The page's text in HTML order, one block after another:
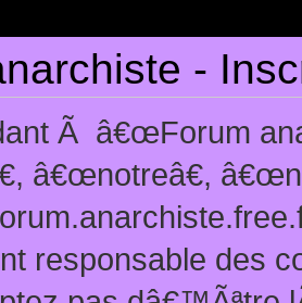
-
Ã â€œForum
â€œnotreâ€,
responsable des